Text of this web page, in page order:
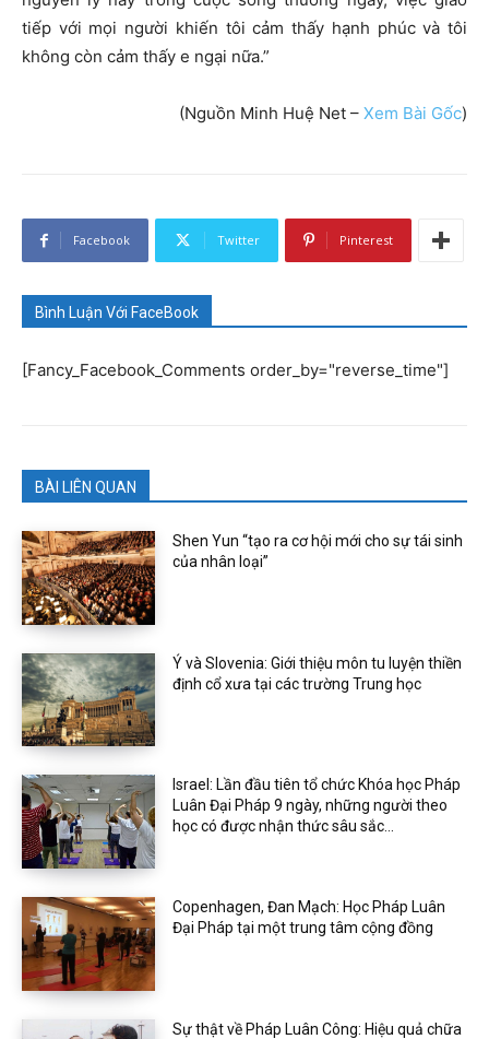
tiếp với mọi người khiến tôi cảm thấy hạnh phúc và tôi
không còn cảm thấy e ngại nữa.”
(Nguồn Minh Huệ Net – Xem Bài Gốc)
Facebook Twitter Pinterest
Bình Luận Với FaceBook
[Fancy_Facebook_Comments order_by="reverse_time"]
BÀI LIÊN QUAN
Shen Yun “tạo ra cơ hội mới cho sự tái sinh
của nhân loại”
Ý và Slovenia: Giới thiệu môn tu luyện thiền
định cổ xưa tại các trường Trung học
Israel: Lần đầu tiên tổ chức Khóa học Pháp
Luân Đại Pháp 9 ngày, những người theo
học có được nhận thức sâu sắc...
Copenhagen, Đan Mạch: Học Pháp Luân
Đại Pháp tại một trung tâm cộng đồng
Sự thật về Pháp Luân Công: Hiệu quả chữa